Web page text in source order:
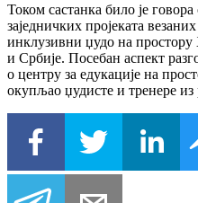
Током састанка било је
заједничких пројеката
инклузивни џудо на
и Србије. Посебан аспект
о центру за едукације на
окупљао џудисте и тренере из